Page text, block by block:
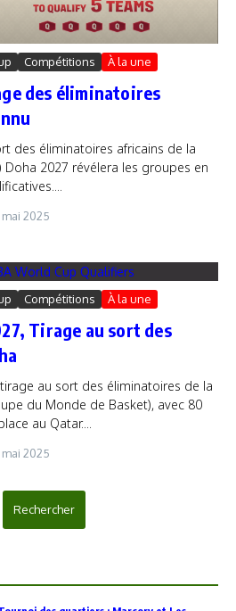
Compétitions À la une
des éliminatoires
des éliminatoires africains de la
Doha 2027 révélera les groupes en
mai 2025
Compétitions À la une
Tirage au sort des
au sort des éliminatoires de la
du Monde de Basket), avec 80
au Qatar....
mai 2025
Rechercher